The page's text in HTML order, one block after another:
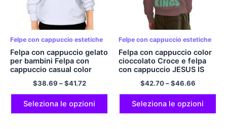
Felpe con cappuccio estetiche
Felpa con cappuccio gelato
per bambini Felpa con
cappuccio casual color
macaron Felpa con
cappuccio per bambini
$38.69 –$41.72
Seleziona le opzioni
Felpe con cappuccio estetiche
Felpa con cappuccio color
cioccolato Croce e felpa
con cappuccio JESUS ​​IS
KING Felpa con cappuccio
pullover classica in
poliestere fresco e
confortevole per uomo e
donna
$42.70–$46.66
Seleziona le opzioni